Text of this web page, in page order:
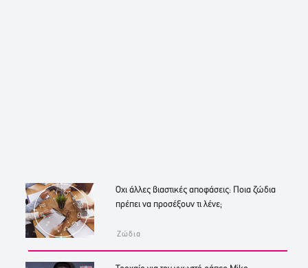
Όχι άλλες βιαστικές αποφάσεις: Ποια ζώδια
πρέπει να προσέξουν τι λένε;
Ζώδια